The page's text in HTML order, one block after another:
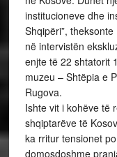
institucioneve dhe
Shqipëri”,
në intervistën
enjte të 22 shtatorit
muzeu – Shtëpia e
Rugova.
Ishte vit i kohëve të
shqiptarëve të
ka rritur tensionet
domosdoshme